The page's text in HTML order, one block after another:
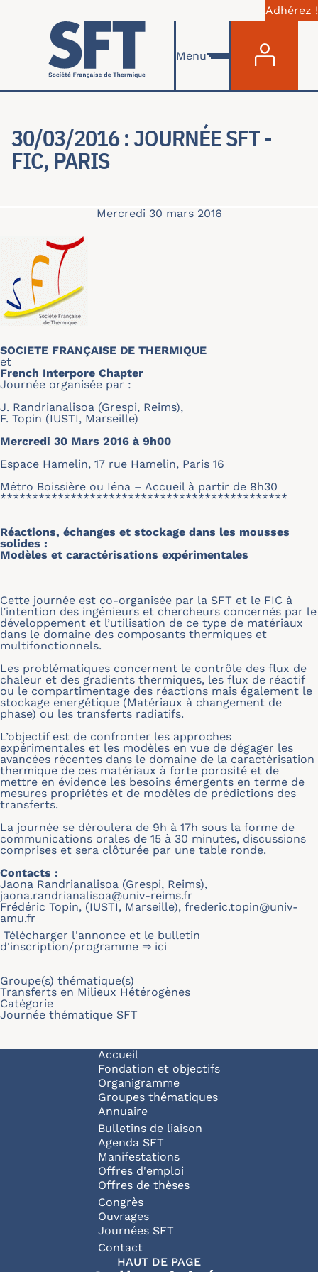
Aller au contenu principal
Adhérez !
Menu
30/03/2016 : JOURNÉE SFT -
FIC, PARIS
Mercredi 30 mars 2016
SOCIETE FRANÇAISE DE THERMIQUE
et
French Interpore Chapter
Journée organisée par :
J. Randrianalisoa (Grespi, Reims),
F. Topin (IUSTI, Marseille)
Mercredi 30 Mars 2016 à 9h00
Espace Hamelin, 17 rue Hamelin, Paris 16
Métro Boissière ou Iéna – Accueil à partir de 8h30
*********************************************
Réactions, échanges et stockage dans les mousses
solides :
Modèles et caractérisations expérimentales
Cette journée est co-organisée par la SFT et le FIC à
l’intention des ingénieurs et chercheurs concernés par le
développement et l’utilisation de ce type de matériaux
dans le domaine des composants thermiques et
multifonctionnels.
Les problématiques concernent le contrôle des flux de
chaleur et des gradients thermiques, les flux de réactif
ou le compartimentage des réactions mais également le
stockage energétique (Matériaux à changement de
phase) ou les transferts radiatifs.
L’objectif est de confronter les approches
expérimentales et les modèles en vue de dégager les
avancées récentes dans le domaine de la caractérisation
thermique de ces matériaux à forte porosité et de
mettre en évidence les besoins émergents en terme de
mesures propriétés et de modèles de prédictions des
transferts.
La journée se déroulera de 9h à 17h sous la forme de
communications orales de 15 à 30 minutes, discussions
comprises et sera clôturée par une table ronde.
Contacts :
Jaona Randrianalisoa (Grespi, Reims),
jaona.randrianalisoa@univ-reims.fr
Frédéric Topin, (IUSTI, Marseille), frederic.topin@univ-
amu.fr
Télécharger l'annonce et le bulletin
d'inscription/programme ⇒ ici
Groupe(s) thématique(s)
Transferts en Milieux Hétérogènes
Catégorie
Journée thématique SFT
Navigation principale
Accueil
Fondation et objectifs
Organigramme
Groupes thématiques
Annuaire
Bulletins de liaison
Agenda SFT
Manifestations
Offres d'emploi
Offres de thèses
Congrès
Ouvrages
Journées SFT
Pied de page
Contact
HAUT DE PAGE